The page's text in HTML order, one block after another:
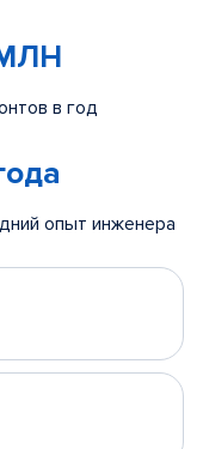
в год
опыт инженера